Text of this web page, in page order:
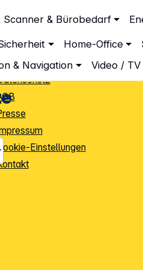
Scanner & Bürobedarf
Home-Office
& Navigation Video /
Leistungen
Einstellungen